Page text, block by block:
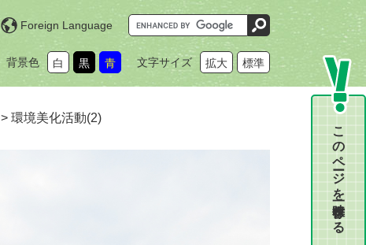
Foreign Language
G
o
o
l
カ
背景色 白 黒 青 文字サイズ 拡大 標準
> 環境美化活動(2)
このページを一時保存する